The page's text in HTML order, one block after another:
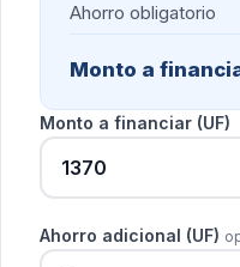
Ahorro obligatorio
Monto a
Monto a financiar (UF)
Ahorro adicional (UF)